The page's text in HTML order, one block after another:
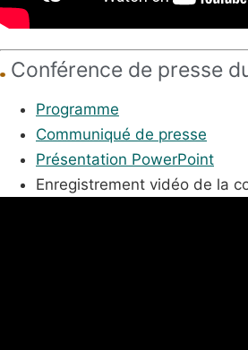
Conférence de presse
Programme
Communiqué de presse
Présentation PowerPoint
Enregistrement vidéo de la